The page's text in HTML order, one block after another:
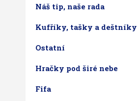
Náš tip, naše rada
Kufříky, tašky a deštníky
Ostatní
Hračky pod širé nebe
Fifa